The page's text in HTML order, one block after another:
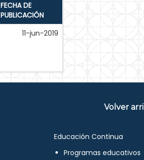
FECHA DE
PUBLICACIÓN
11-jun-2019
Volver
Educación Continua
Programas educativos